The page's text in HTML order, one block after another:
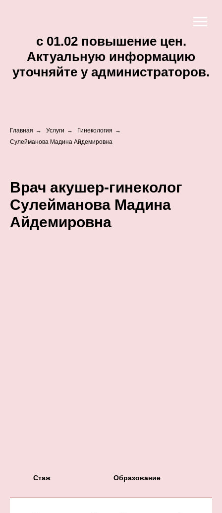
c 01.02 повышение цен.
Актуальную информацию
уточняйте у администраторов.
Главная → Услуги → Гинекология →
Сулейманова Мадина Айдемировна
Врач акушер-гинеколог
Сулейманова Мадина
Айдемировна
Стаж Образование